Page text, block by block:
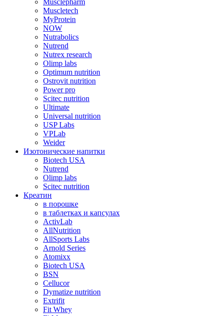
Musclepharm
Muscletech
MyProtein
NOW
Nutrabolics
Nutrend
Nutrex research
Olimp labs
Optimum nutrition
Ostrovit nutrition
Power pro
Scitec nutrition
Ultimate
Universal nutrition
USP Labs
VPLab
Weider
Изотонические напитки
Biotech USA
Nutrend
Olimp labs
Scitec nutrition
Креатин
в порошке
в таблетках и капсулах
ActivLab
AllNutrition
AllSports Labs
Arnold Series
Atomixx
Biotech USA
BSN
Cellucor
Dymatize nutrition
Extrifit
Fit Whey